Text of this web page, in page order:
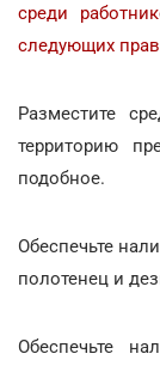
среди
следующих
Разместите
территорию
подобное.
Обеспечьте
полотенец и
Обеспечьте